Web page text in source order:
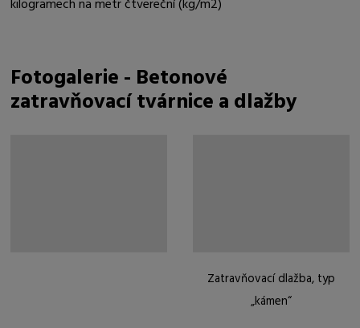
kilogramech na metr čtvereční (kg/m2)
Fotogalerie - Betonové
zatravňovací tvárnice a dlažby
Zatravňovací dlažba, typ
„kámen“